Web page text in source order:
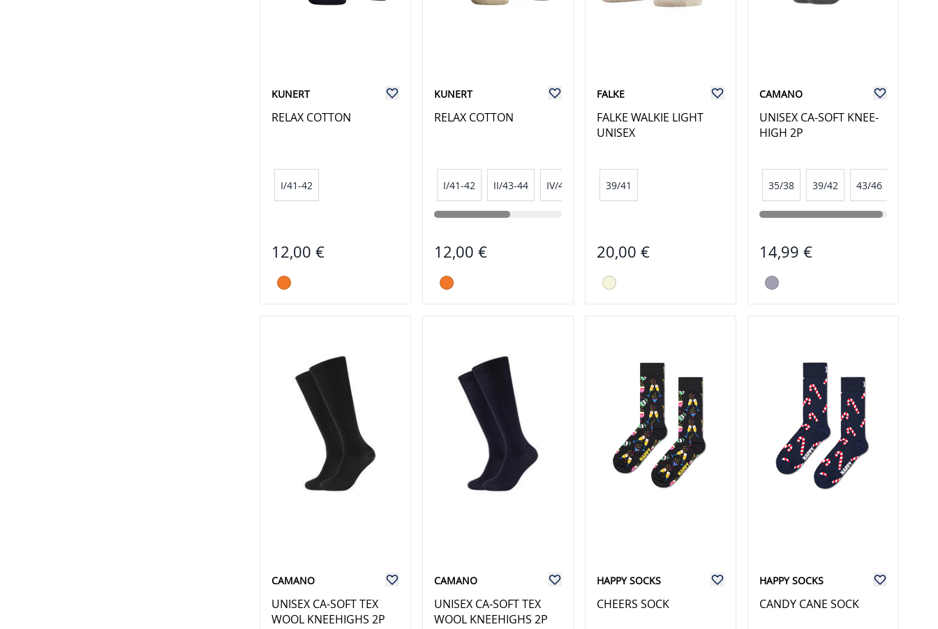
KUNERT
RELAX COTTON
I/41-42
12,00 €
KUNERT
RELAX COTTON
I/41-42 II/43-44 IV/47-48 III/45-46
12,00 €
FALKE
FALKE WALKIE LIGHT
UNISEX
39/41
20,00 €
CAMANO
UNISEX CA-SOFT KNEE-
HIGH 2P
35/38 39/42 43/46
14,99 €
CAMANO
UNISEX CA-SOFT TEX
WOOL KNEEHIGHS 2P
CAMANO
UNISEX CA-SOFT TEX
WOOL KNEEHIGHS 2P
HAPPY SOCKS
CHEERS SOCK
HAPPY SOCKS
CANDY CANE SOCK